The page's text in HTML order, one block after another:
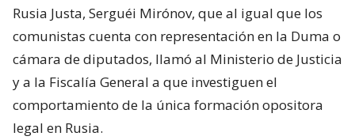
Rusia Justa, Serguéi Mirónov, que al igual que los
comunistas cuenta con representación en la Duma o
cámara de diputados, llamó al Ministerio de Justicia
y a la Fiscalía General a que investiguen el
comportamiento de la única formación opositora
legal en Rusia.